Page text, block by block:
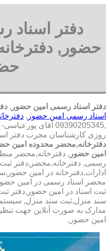
دفتر اسناد
حضور,
دفتر اسناد رسمی امین حضور ,
اسناد رسمی امین حضور ,
,09390205345 آقای
روزی کارشناسان مجرب دفتر
دفترخانه,محضر محدوده امین
امین حضور , دفترخانه,محضر
رسمی, دفترخانه,محضر,دفتر
ادارات,دفترخانه در امین
محضر اسناد رسمی در امین
ثبت اسناد در امین حضور,دفتر
سند منزل,ثبت سند منزل,
مدارک به صورت آنلاین جهت
امین حضور,